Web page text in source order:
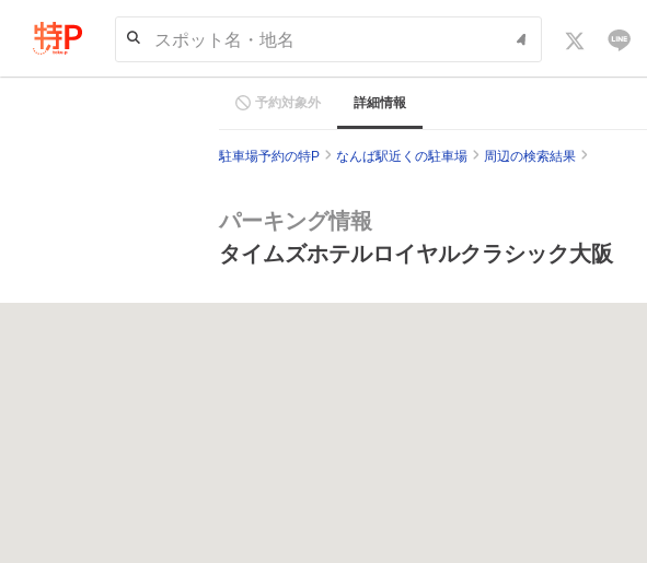
スポット名・地名
予約対象外 詳細情報
駐車場予約の特P なんば駅近くの駐車場 周辺の検索結果
パーキング情報
タイムズホテルロイヤルクラシック大阪